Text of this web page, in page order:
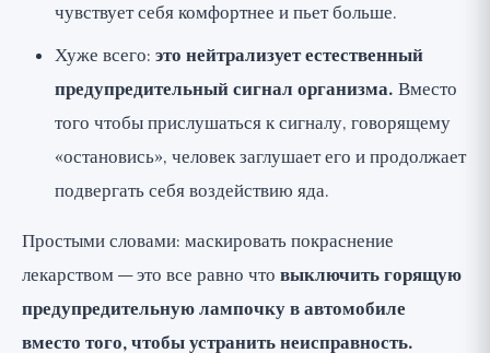
чувствует себя комфортнее и пьет больше.
Хуже всего: это нейтрализует естественный
предупредительный сигнал организма. Вместо
того чтобы прислушаться к сигналу, говорящему
«остановись», человек заглушает его и продолжает
подвергать себя воздействию яда.
Простыми словами: маскировать покраснение
лекарством — это все равно что выключить горящую
предупредительную лампочку в автомобиле
вместо того, чтобы устранить неисправность.